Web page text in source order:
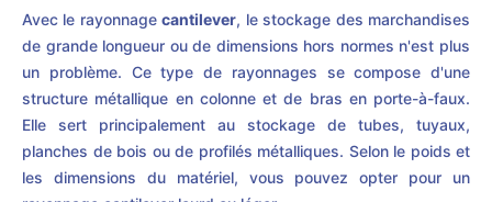
Avec le rayonnagecantilever, le stockage des marchandises
de grande longueur ou de dimensions hors normes n'est plus
un problème. Ce type de rayonnages se compose d'une
structure métallique en colonne et de bras en porte-à-faux.
Elle sert principalement au stockage de tubes, tuyaux,
planches de bois ou de profilés métalliques. Selon le poids et
les dimensions du matériel, vous pouvez opter pour un